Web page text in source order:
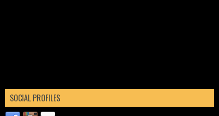
SOCIAL PROFILES